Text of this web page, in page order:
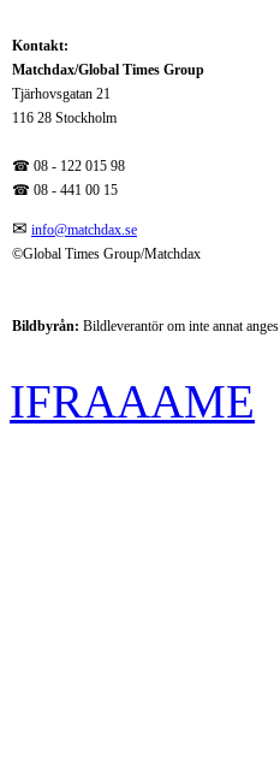
Kontakt:
Matchdax/Global Times Group
Tjärhovsgatan 21
116 28 Stockholm
☎ 08 - 122 015 98
☎ 08 - 441 00 15
✉ info@matchdax.se
©Global Times Group/Matchdax
Bildbyrån: Bildleverantör om inte annat anges
IFRAAAME